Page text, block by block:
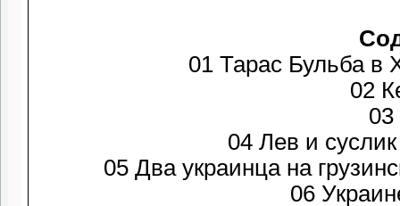
01 Тарас Бульба в
04 Лев и
05 Два украинца на